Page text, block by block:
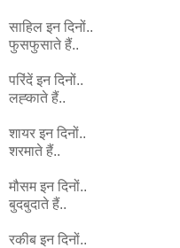
साहिल इन दिनों..
फुसफुसाते हैं..
परिंदें इन दिनों..
लह्काते हैं..
शायर इन दिनों..
शरमाते हैं..
मौसम इन दिनों..
बुदबुदाते हैं..
रकीब इन दिनों..